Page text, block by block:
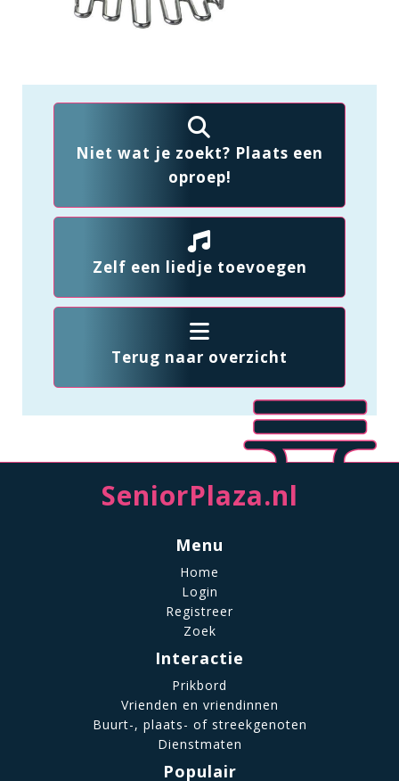
Niet wat je zoekt? Plaats een
oproep!
Zelf een liedje toevoegen
Terug naar overzicht
SeniorPlaza.nl
Menu
Home
Login
Registreer
Zoek
Interactie
Prikbord
Vrienden en vriendinnen
Buurt-, plaats- of streekgenoten
Dienstmaten
Populair